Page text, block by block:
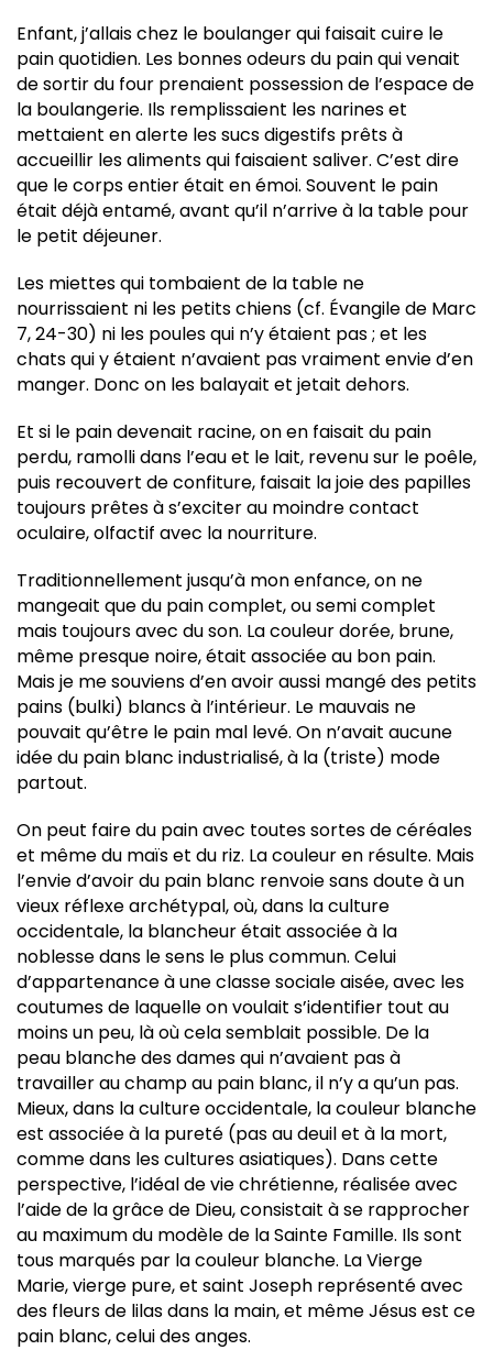
Enfant, j’allais chez le boulanger qui faisait cuire le
pain quotidien. Les bonnes odeurs du pain qui venait
de sortir du four prenaient possession de l’espace de
la boulangerie. Ils remplissaient les narines et
mettaient en alerte les sucs digestifs prêts à
accueillir les aliments qui faisaient saliver. C’est dire
que le corps entier était en émoi. Souvent le pain
était déjà entamé, avant qu’il n’arrive à la table pour
le petit déjeuner.
Les miettes qui tombaient de la table ne
nourrissaient ni les petits chiens (cf. Évangile de Marc
7, 24-30) ni les poules qui n’y étaient pas ; et les
chats qui y étaient n’avaient pas vraiment envie d’en
manger. Donc on les balayait et jetait dehors.
Et si le pain devenait racine, on en faisait du pain
perdu, ramolli dans l’eau et le lait, revenu sur le poêle,
puis recouvert de confiture, faisait la joie des papilles
toujours prêtes à s’exciter au moindre contact
oculaire, olfactif avec la nourriture.
Traditionnellement jusqu’à mon enfance, on ne
mangeait que du pain complet, ou semi complet
mais toujours avec du son. La couleur dorée, brune,
même presque noire, était associée au bon pain.
Mais je me souviens d’en avoir aussi mangé des petits
pains (bulki) blancs à l’intérieur. Le mauvais ne
pouvait qu’être le pain mal levé. On n’avait aucune
idée du pain blanc industrialisé, à la (triste) mode
partout.
On peut faire du pain avec toutes sortes de céréales
et même du maïs et du riz. La couleur en résulte. Mais
l’envie d’avoir du pain blanc renvoie sans doute à un
vieux réflexe archétypal, où, dans la culture
occidentale, la blancheur était associée à la
noblesse dans le sens le plus commun. Celui
d’appartenance à une classe sociale aisée, avec les
coutumes de laquelle on voulait s’identifier tout au
moins un peu, là où cela semblait possible. De la
peau blanche des dames qui n’avaient pas à
travailler au champ au pain blanc, il n’y a qu’un pas.
Mieux, dans la culture occidentale, la couleur blanche
est associée à la pureté (pas au deuil et à la mort,
comme dans les cultures asiatiques). Dans cette
perspective, l’idéal de vie chrétienne, réalisée avec
l’aide de la grâce de Dieu, consistait à se rapprocher
au maximum du modèle de la Sainte Famille. Ils sont
tous marqués par la couleur blanche. La Vierge
Marie, vierge pure, et saint Joseph représenté avec
des fleurs de lilas dans la main, et même Jésus est ce
pain blanc, celui des anges.